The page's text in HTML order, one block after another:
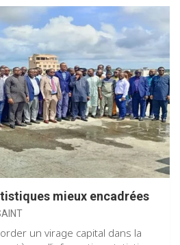
mieux encadrées
un virage capital dans la